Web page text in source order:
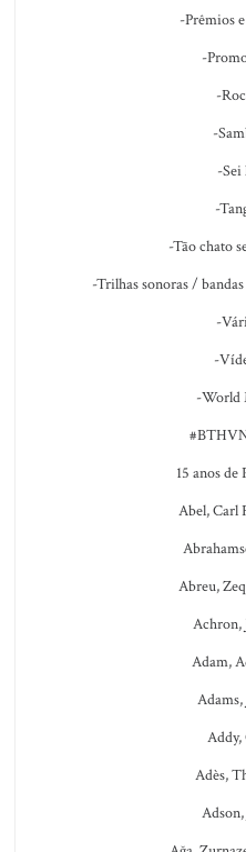
-Prêmios
-
-
-
-Sei
-
-Tão chato
-Trilhas sonoras /
-
-
-World
15 anos de
Abel, Carl
Abreu,
Achron,
Adam,
Adams,
Addy,
Adès,